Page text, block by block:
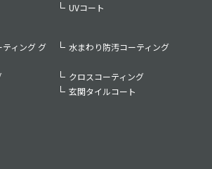
UVコート
ィング グ
水まわり防汚コーティング
クロスコーティング
玄関タイルコート